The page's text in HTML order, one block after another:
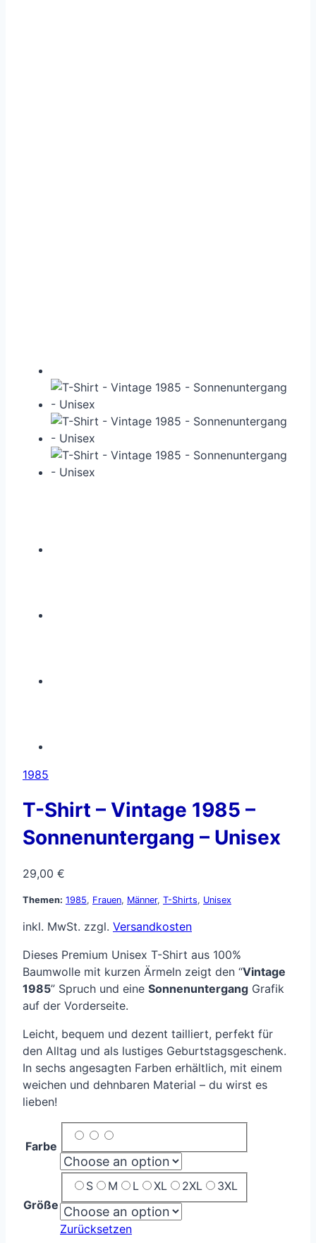
1985
T-Shirt – Vintage 1985 –
Sonnenuntergang – Unisex
29,00 €
Themen: 1985, Frauen, Männer, T-Shirts, Unisex
inkl. MwSt. zzgl. Versandkosten
Dieses Premium Unisex T-Shirt aus 100%
Baumwolle mit kurzen Ärmeln zeigt den “Vintage
1985” Spruch und eine Sonnenuntergang Grafik
auf der Vorderseite.
Leicht, bequem und dezent tailliert, perfekt für
den Alltag und als lustiges Geburtstagsgeschenk.
In sechs angesagten Farben erhältlich, mit einem
weichen und dehnbaren Material – du wirst es
lieben!
Farbe
Größe
S M L XL 2XL 3XL
Zurücksetzen